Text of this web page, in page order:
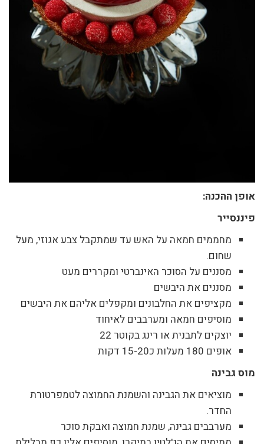
אופן ההכנה:
פיננסייר
מחממים חמאה על האש עד שמתקבל צבע אגוזי, מעל
שחום.
מסננים על הסוכר האינברטי ומקררים מעט
מסננים את היבשים
מקציפים את החלבונים ומקפלים אליהם את היבשים
מוסיפים חמאה ומערבבים לאיחוד
יוצקים לתבנית או רינג בקוטר 22
אופים 180 מעלות כ15-20 דקות
מוס גבינה
מוציאים את הגבינה והשמנת החמוצה לטמפרטורת
החדר.
מערבבים גבינה, שמנת חמוצה ואבקת סוכר